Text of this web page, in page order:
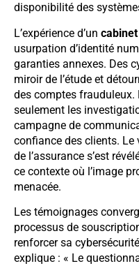
disponibilité des
L’expérience d’un cabinet
usurpation d’identité
garanties annexes. Des
miroir de l’étude et
des comptes frauduleux.
seulement les
campagne de
confiance des clients. Le
de l’assurance s’est
ce contexte où l’image
menacée.
Les témoignages
processus de
renforcer sa
explique : « Le